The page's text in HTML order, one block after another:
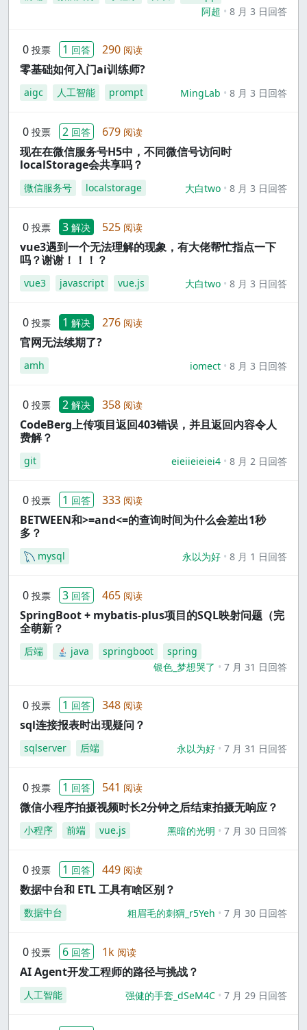
阿超
8 月 3 日回答
0 投票 1 回答 290 阅读
零基础如何入门ai训练师?
aigc 人工智能 prompt MingLab 8 月 3 日回答
0 投票 2 回答 679 阅读
现在在微信服务号H5中，不同微信号访问时
localStorage会共享吗？
微信服务号 localstorage 大白two 8 月 3 日回答
0 投票 3 解决 525 阅读
vue3遇到一个无法理解的现象，有大佬帮忙指点一下
吗？谢谢！！！？
vue3 javascript vue.js 大白two 8 月 3 日回答
0 投票 1 解决 276 阅读
官网无法续期了?
amh iomect 8 月 3 日回答
0 投票 2 解决 358 阅读
CodeBerg上传项目返回403错误，并且返回内容令人
费解？
git eieiieieiei4 8 月 2 日回答
0 投票 1 回答 333 阅读
BETWEEN和>=and<=的查询时间为什么会差出1秒
多？
mysql 永以为好 8 月 1 日回答
0 投票 3 回答 465 阅读
SpringBoot + mybatis-plus项目的SQL映射问题（完
全萌新？
后端 java springboot
spring
银色_梦想哭了
7 月 31 日回答
0 投票 1 回答 348 阅读
sql连接报表时出现疑问？
sqlserver 后端 永以为好 7 月 31 日回答
0 投票 1 回答 541 阅读
微信小程序拍摄视频时长2分钟之后结束拍摄无响应？
小程序 前端 vue.js 黑暗的光明 7 月 30 日回答
0 投票 1 回答 449 阅读
数据中台和 ETL 工具有啥区别？
数据中台 粗眉毛的刺猬_r5Yeh 7 月 30 日回答
0 投票 6 回答 1k 阅读
AI Agent开发工程师的路径与挑战？
人工智能 强健的手套_dSeM4C 7 月 29 日回答